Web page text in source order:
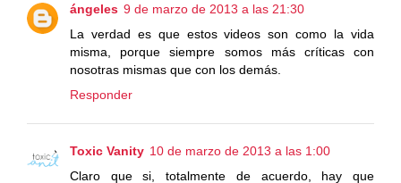
ángeles 9 de marzo de 2013 a las 21:30
La verdad es que estos videos son como la vida
misma, porque siempre somos más críticas con
nosotras mismas que con los demás.
Responder
Toxic Vanity 10 de marzo de 2013 a las 1:00
Claro que si, totalmente de acuerdo, hay que